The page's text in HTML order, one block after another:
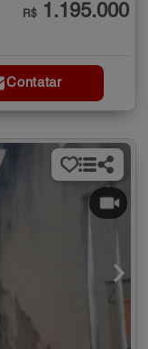
R$ 1.195.000
Contatar